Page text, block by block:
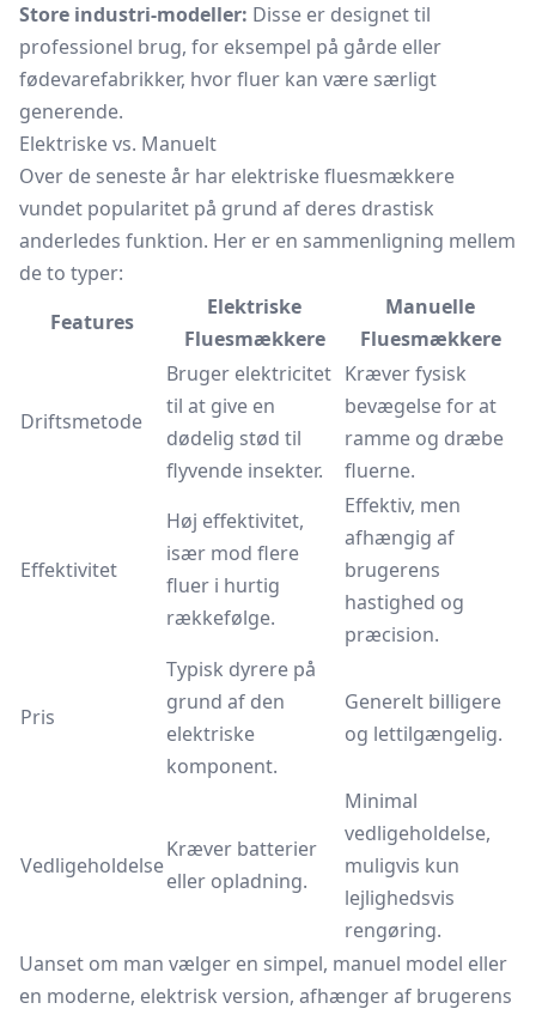
Store industri-modeller: Disse er designet til
professionel brug, for eksempel på gårde eller
fødevarefabrikker, hvor fluer kan være særligt
generende.
Elektriske vs. Manuelt
Over de seneste år har elektriske fluesmækkere
vundet popularitet på grund af deres drastisk
anderledes funktion. Her er en sammenligning mellem
de to typer:
Features
Elektriske
Fluesmækkere
Manuelle
Fluesmækkere
Driftsmetode
Bruger elektricitet
til at give en
dødelig stød til
flyvende insekter.
Kræver fysisk
bevægelse for at
ramme og dræbe
fluerne.
Effektivitet
Høj effektivitet,
især mod flere
fluer i hurtig
rækkefølge.
Effektiv, men
afhængig af
brugerens
hastighed og
præcision.
Pris
Typisk dyrere på
grund af den
elektriske
komponent.
Generelt billigere
og lettilgængelig.
Vedligeholdelse
Kræver batterier
eller opladning.
Minimal
vedligeholdelse,
muligvis kun
lejlighedsvis
rengøring.
Uanset om man vælger en simpel, manuel model eller
en moderne, elektrisk version, afhænger af brugerens